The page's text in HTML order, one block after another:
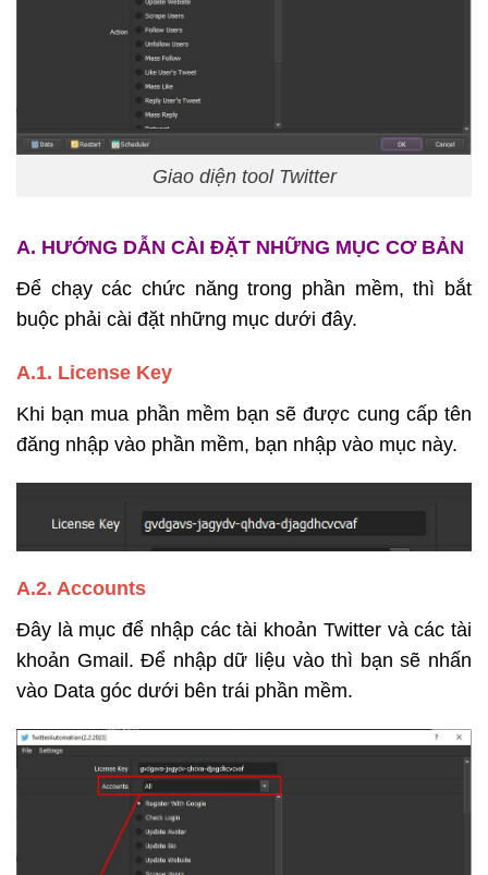
Giao diện tool Twitter
A. HƯỚNG DẪN CÀI ĐẶT NHỮNG MỤC CƠ BẢN
Để chạy các chức năng trong phần mềm, thì bắt
buộc phải cài đặt những mục dưới đây.
A.1. License Key
Khi bạn mua phần mềm bạn sẽ được cung cấp tên
đăng nhập vào phần mềm, bạn nhập vào mục này.
A.2. Accounts
Đây là mục để nhập các tài khoản Twitter và các tài
khoản Gmail. Để nhập dữ liệu vào thì bạn sẽ nhấn
vào Data góc dưới bên trái phần mềm.